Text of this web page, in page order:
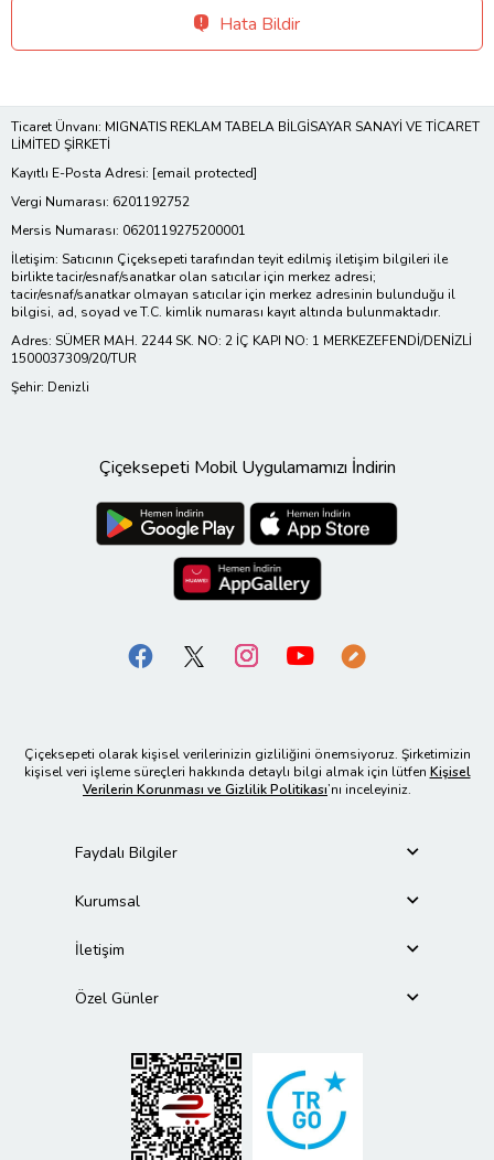
Hata Bildir
Ticaret Ünvanı: MIGNATIS REKLAM TABELA BİLGİSAYAR SANAYİ VE TİCARET
LİMİTED ŞİRKETİ
Kayıtlı E-Posta Adresi: [email protected]
Vergi Numarası: 6201192752
Mersis Numarası: 0620119275200001
İletişim: Satıcının Çiçeksepeti tarafından teyit edilmiş iletişim bilgileri ile
birlikte tacir/esnaf/sanatkar olan satıcılar için merkez adresi;
tacir/esnaf/sanatkar olmayan satıcılar için merkez adresinin bulunduğu il
bilgisi, ad, soyad ve T.C. kimlik numarası kayıt altında bulunmaktadır.
Adres: SÜMER MAH. 2244 SK. NO: 2 İÇ KAPI NO: 1 MERKEZEFENDİ/DENİZLİ
1500037309/20/TUR
Şehir: Denizli
Çiçeksepeti Mobil Uygulamamızı İndirin
Çiçeksepeti olarak kişisel verilerinizin gizliliğini önemsiyoruz. Şirketimizin
kişisel veri işleme süreçleri hakkında detaylı bilgi almak için lütfen Kişisel
Verilerin Korunması ve Gizlilik Politikası’nı inceleyiniz.
Faydalı Bilgiler
Kurumsal
İletişim
Özel Günler